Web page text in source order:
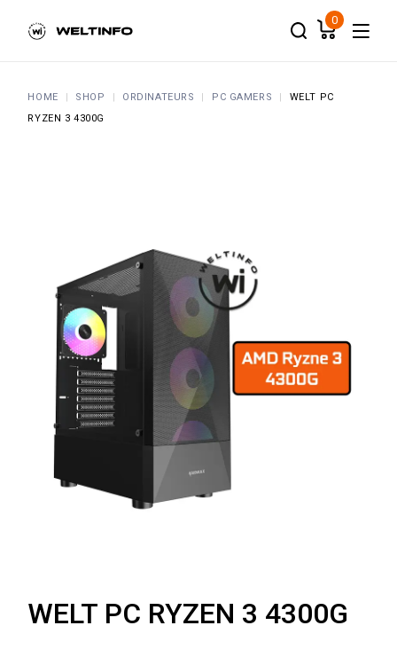
content
0
HOME SHOP ORDINATEURS PC GAMERS
WELT PC
RYZEN 3 4300G
WELT PC RYZEN 3 4300G